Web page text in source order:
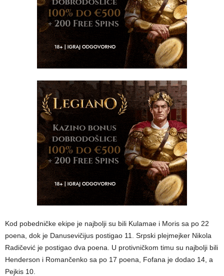
Kod pobedničke ekipe je najbolji su bili Kulamae i Moris sa po 22
poena, dok je Danusevičijus postigao 11. Srpski plejmejker Nikola
Radičević je postigao dva poena. U protivničkom timu su najbolji bili
Henderson i Romančenko sa po 17 poena, Fofana je dodao 14, a
Pejkis 10.